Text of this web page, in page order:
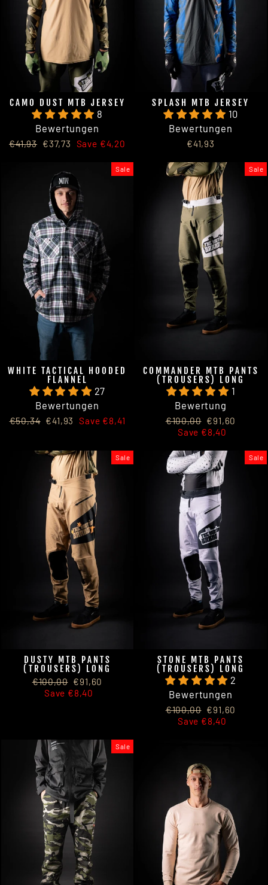
CAMO DUST MTB JERSEY
8
Bewertungen
Regular
€41,93 Sale
€37,73 Save €4,20
SPLASH MTB JERSEY
10
Bewertungen
€41,93
Sale
WHITE TACTICAL HOODED
FLANNEL
27
Bewertungen
Regular
€50,34 Sale
€41,93 Save €8,41
Sale
COMMANDER MTB PANTS
(TROUSERS) LONG
1
Bewertung
Regular
price
€100,00 Sale
price
€91,60
Save €8,40
Sale
DUSTY MTB PANTS
(TROUSERS) LONG
Regular
price
€100,00 Sale
price
€91,60
Save €8,40
Sale
STONE MTB PANTS
(TROUSERS) LONG
2
Bewertungen
Regular
price
€100,00 Sale
price
€91,60
Save €8,40
Sale